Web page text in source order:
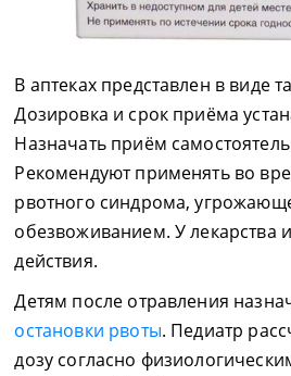
В аптеках представлен в виде
Дозировка и срок приёма
Назначать приём
Рекомендуют применять во
рвотного синдрома,
обезвоживанием. У лекарства
действия.
Детям после отравления
остановки рвоты. Педиатр
дозу согласно